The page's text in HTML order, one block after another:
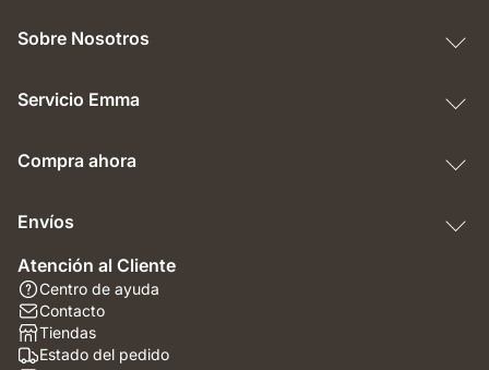
Sobre Nosotros
Servicio Emma
Compra ahora
Envíos
Atención al Cliente
Centro de ayuda
Contacto
Tiendas
Estado del pedido